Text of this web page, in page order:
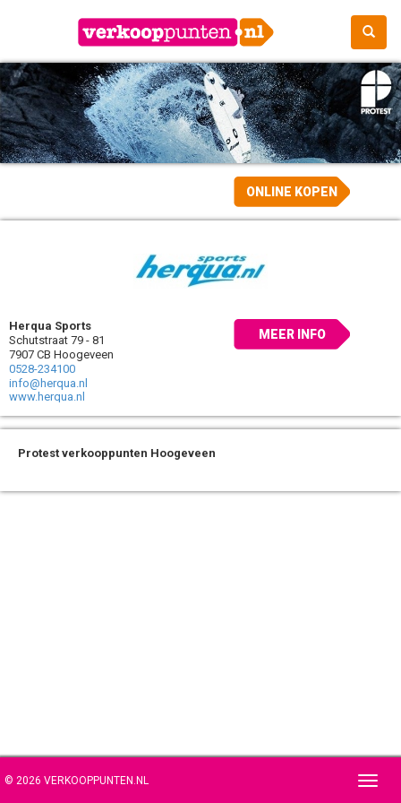
ONLINE KOPEN
Herqua Sports
Schutstraat 79 - 81
7907 CB Hoogeveen
0528-234100
info@herqua.nl
www.herqua.nl
MEER INFO
Protest verkooppunten Hoogeveen
© 2026 VERKOOPPUNTEN.NL